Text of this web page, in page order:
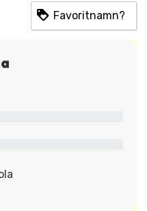
Favoritnamn?